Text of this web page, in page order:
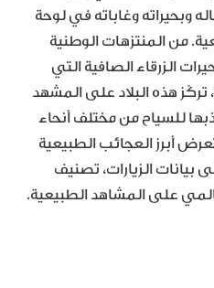
وبحيراته وغاباته في لوحة
من المنتزهات الوطنية
الزرقاء الصافية التي
هذه البلاد على المشهد
للسياح من مختلف أنحاء
أبرز العجائب الطبيعية
بيانات الزيارات، تصنيف
على المشاهد الطبيعية.